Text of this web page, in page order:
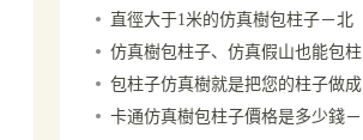
北京廠家
直徑大于1米的仿真樹包柱子－北
京廠家在廣州
仿真樹包柱子、仿真假山也能包柱
子－制作于上海外灘
包柱子仿真樹就是把您的柱子做成
仿真藝術品
卡通仿真樹包柱子價格是多少錢－